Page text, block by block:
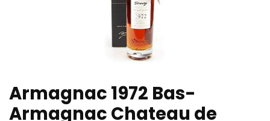
Armagnac 1972 Bas-
Armagnac Chateau de